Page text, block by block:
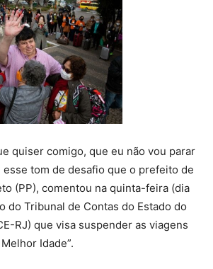
quiser comigo, que eu não vou parar
esse tom de desafio que o prefeito de
(PP), comentou na quinta-feira (dia
do Tribunal de Contas do Estado do
RJ) que visa suspender as viagens
Idade”.